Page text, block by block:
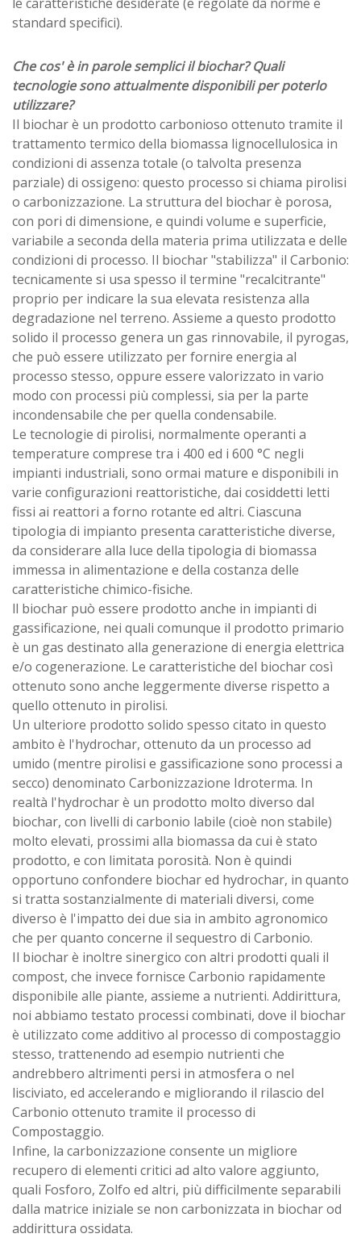
standard specifici).
Che cos' è in parole semplici il biochar? Quali
tecnologie sono attualmente disponibili per poterlo
utilizzare?
Il biochar è un prodotto carbonioso ottenuto tramite il
trattamento termico della biomassa lignocellulosica in
condizioni di assenza totale (o talvolta presenza
parziale) di ossigeno: questo processo si chiama pirolisi
o carbonizzazione. La struttura del biochar è porosa,
con pori di dimensione, e quindi volume e superficie,
variabile a seconda della materia prima utilizzata e delle
condizioni di processo. Il biochar "stabilizza" il Carbonio:
tecnicamente si usa spesso il termine "recalcitrante"
proprio per indicare la sua elevata resistenza alla
degradazione nel terreno. Assieme a questo prodotto
solido il processo genera un gas rinnovabile, il pyrogas,
che può essere utilizzato per fornire energia al
processo stesso, oppure essere valorizzato in vario
modo con processi più complessi, sia per la parte
incondensabile che per quella condensabile.
Le tecnologie di pirolisi, normalmente operanti a
temperature comprese tra i 400 ed i 600 °C negli
impianti industriali, sono ormai mature e disponibili in
varie configurazioni reattoristiche, dai cosiddetti letti
fissi ai reattori a forno rotante ed altri. Ciascuna
tipologia di impianto presenta caratteristiche diverse,
da considerare alla luce della tipologia di biomassa
immessa in alimentazione e della costanza delle
caratteristiche chimico-fisiche.
ll biochar può essere prodotto anche in impianti di
gassificazione, nei quali comunque il prodotto primario
è un gas destinato alla generazione di energia elettrica
e/o cogenerazione. Le caratteristiche del biochar così
ottenuto sono anche leggermente diverse rispetto a
quello ottenuto in pirolisi.
Un ulteriore prodotto solido spesso citato in questo
ambito è l'hydrochar, ottenuto da un processo ad
umido (mentre pirolisi e gassificazione sono processi a
secco) denominato Carbonizzazione Idroterma. In
realtà l'hydrochar è un prodotto molto diverso dal
biochar, con livelli di carbonio labile (cioè non stabile)
molto elevati, prossimi alla biomassa da cui è stato
prodotto, e con limitata porosità. Non è quindi
opportuno confondere biochar ed hydrochar, in quanto
si tratta sostanzialmente di materiali diversi, come
diverso è l'impatto dei due sia in ambito agronomico
che per quanto concerne il sequestro di Carbonio.
Il biochar è inoltre sinergico con altri prodotti quali il
compost, che invece fornisce Carbonio rapidamente
disponibile alle piante, assieme a nutrienti. Addirittura,
noi abbiamo testato processi combinati, dove il biochar
è utilizzato come additivo al processo di compostaggio
stesso, trattenendo ad esempio nutrienti che
andrebbero altrimenti persi in atmosfera o nel
lisciviato, ed accelerando e migliorando il rilascio del
Carbonio ottenuto tramite il processo di
Compostaggio.
Infine, la carbonizzazione consente un migliore
recupero di elementi critici ad alto valore aggiunto,
quali Fosforo, Zolfo ed altri, più difficilmente separabili
dalla matrice iniziale se non carbonizzata in biochar od
addirittura ossidata.